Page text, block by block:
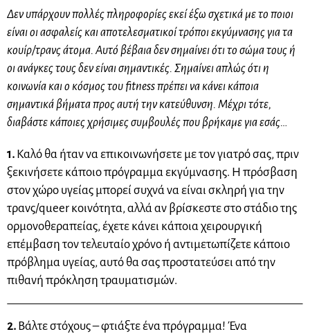
Δεν υπάρχουν πολλές πληροφορίες εκεί έξω σχετικά με το ποιοι
είναι οι ασφαλείς και αποτελεσματικοί τρόποι εκγύμνασης για τα
κουίρ/τρανς άτομα. Αυτό βέβαια δεν σημαίνει ότι το σώμα τους ή
οι ανάγκες τους δεν είναι σημαντικές. Σημαίνει απλώς ότι η
κοινωνία και ο κόσμος του fitness πρέπει να κάνει κάποια
σημαντικά βήματα προς αυτή την κατεύθυνση. Μέχρι τότε,
διαβάστε κάποιες χρήσιμες συμβουλές που βρήκαμε για εσάς…
1. Καλό θα ήταν να επικοινωνήσετε με τον γιατρό σας, πριν
ξεκινήσετε κάποιο πρόγραμμα εκγύμνασης. Η πρόσβαση
στον χώρο υγείας μπορεί συχνά να είναι σκληρή για την
τρανς/queer κοινότητα, αλλά αν βρίσκεστε στο στάδιο της
ορμονοθεραπείας, έχετε κάνει κάποια χειρουργική
επέμβαση τον τελευταίο χρόνο ή αντιμετωπίζετε κάποιο
πρόβλημα υγείας, αυτό θα σας προστατεύσει από την
πιθανή πρόκληση τραυματισμών.
2. Βάλτε στόχους – φτιάξτε ένα πρόγραμμα! Ένα